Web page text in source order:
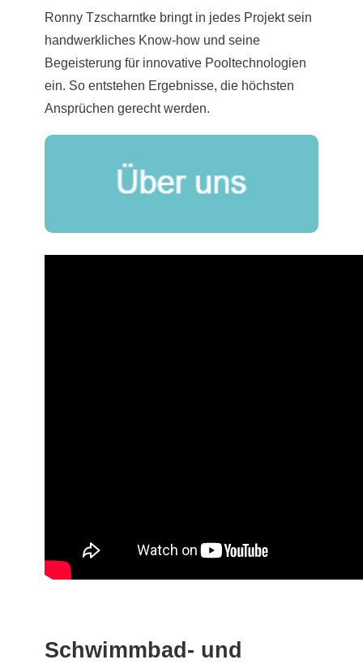
Ronny Tzscharntke bringt in jedes Projekt sein
handwerkliches Know-how und seine
Begeisterung für innovative Pooltechnologien
ein. So entstehen Ergebnisse, die höchsten
Ansprüchen gerecht werden.
Schwimmbad- und